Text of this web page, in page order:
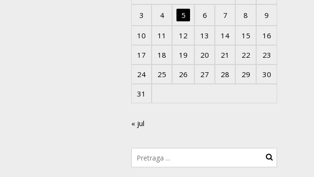
3 4 5 6 7 8 9
10 11 12 13 14 15
16
17
18 19 20 21 22
23
24
25 26 27 28 29
30
31
« jul